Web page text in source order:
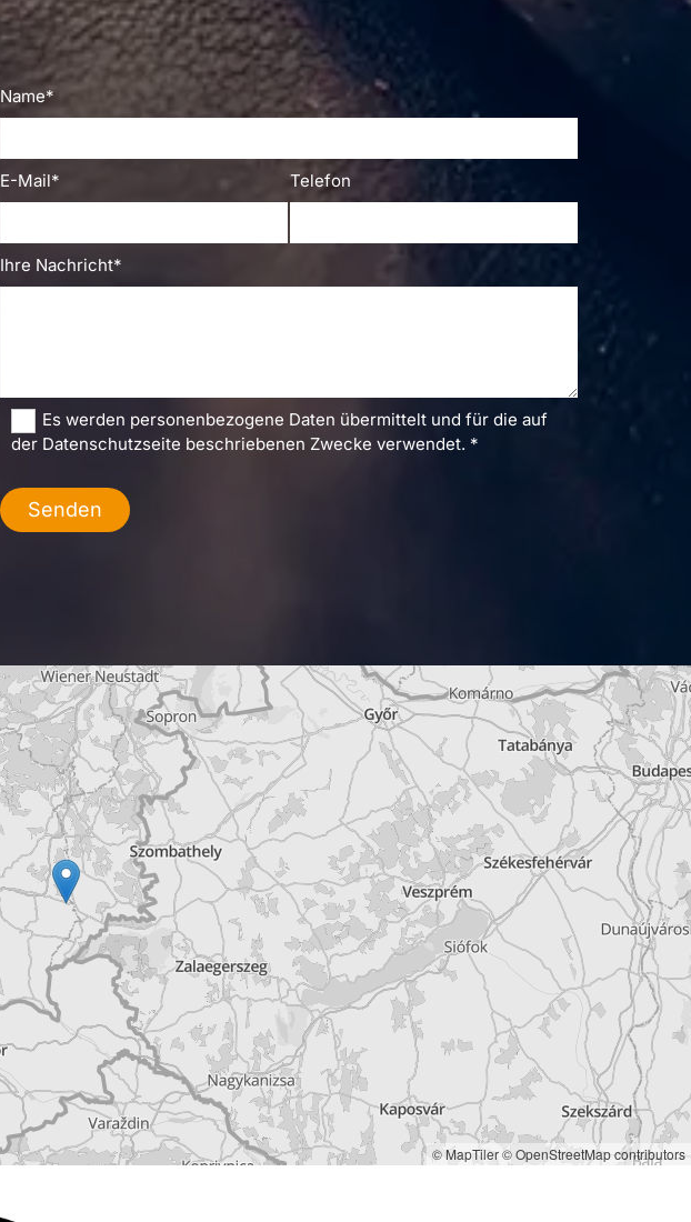
Name*
E-Mail* Telefon
Ihre Nachricht*
Es werden personenbezogene Daten übermittelt und für die auf
der Datenschutzseite beschriebenen Zwecke verwendet. *
© MapTiler© OpenStreetMap contributors